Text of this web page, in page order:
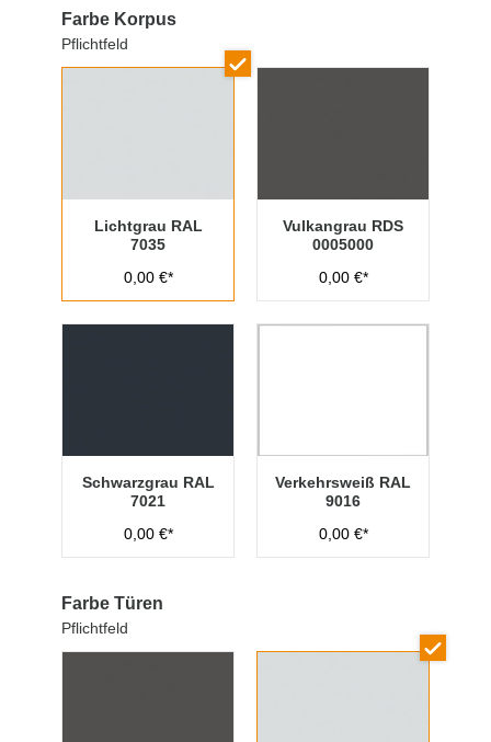
Farbe Korpus
Pflichtfeld
Lichtgrau RAL
7035
0,00 €*
Vulkangrau RDS
0005000
0,00 €*
Schwarzgrau RAL
7021
0,00 €*
Verkehrsweiß RAL
9016
0,00 €*
Farbe Türen
Pflichtfeld